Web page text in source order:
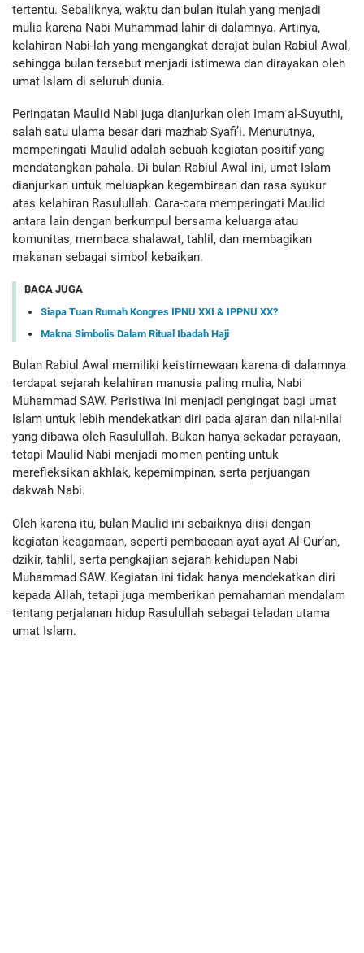
tertentu. Sebaliknya, waktu dan bulan itulah yang menjadi
mulia karena Nabi Muhammad lahir di dalamnya. Artinya,
kelahiran Nabi-lah yang mengangkat derajat bulan Rabiul Awal,
sehingga bulan tersebut menjadi istimewa dan dirayakan oleh
umat Islam di seluruh dunia.
Peringatan Maulid Nabi juga dianjurkan oleh Imam al-Suyuthi,
salah satu ulama besar dari mazhab Syafi’i. Menurutnya,
memperingati Maulid adalah sebuah kegiatan positif yang
mendatangkan pahala. Di bulan Rabiul Awal ini, umat Islam
dianjurkan untuk meluapkan kegembiraan dan rasa syukur
atas kelahiran Rasulullah. Cara-cara memperingati Maulid
antara lain dengan berkumpul bersama keluarga atau
komunitas, membaca shalawat, tahlil, dan membagikan
makanan sebagai simbol kebaikan.
BACA JUGA
Siapa Tuan Rumah Kongres IPNU XXI & IPPNU XX?
Makna Simbolis Dalam Ritual Ibadah Haji
Bulan Rabiul Awal memiliki keistimewaan karena di dalamnya
terdapat sejarah kelahiran manusia paling mulia, Nabi
Muhammad SAW. Peristiwa ini menjadi pengingat bagi umat
Islam untuk lebih mendekatkan diri pada ajaran dan nilai-nilai
yang dibawa oleh Rasulullah. Bukan hanya sekadar perayaan,
tetapi Maulid Nabi menjadi momen penting untuk
merefleksikan akhlak, kepemimpinan, serta perjuangan
dakwah Nabi.
Oleh karena itu, bulan Maulid ini sebaiknya diisi dengan
kegiatan keagamaan, seperti pembacaan ayat-ayat Al-Qur’an,
dzikir, tahlil, serta pengkajian sejarah kehidupan Nabi
Muhammad SAW. Kegiatan ini tidak hanya mendekatkan diri
kepada Allah, tetapi juga memberikan pemahaman mendalam
tentang perjalanan hidup Rasulullah sebagai teladan utama
umat Islam.